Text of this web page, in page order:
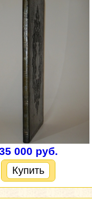
000 руб.
Купить